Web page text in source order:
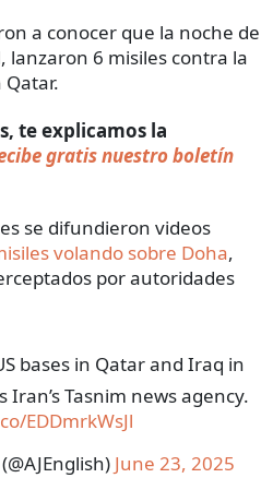
a conocer que la noche de
lanzaron 6 misiles contra la
Qatar.
te explicamos la
gratis nuestro boletín
se difundieron videos
volando sobre Doha,
por autoridades
bases in Qatar and Iraq in
Tasnim news agency.
EDDmrkWsJl
June 23, 2025